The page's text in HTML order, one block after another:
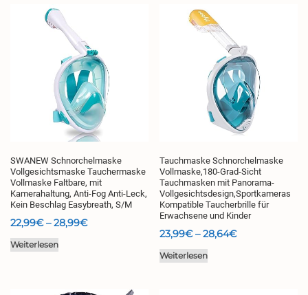
Optionen
können
auf
der
Produktseite
gewählt
SWANEW Schnorchelmaske
Vollgesichtsmaske Tauchermaske
Vollmaske Faltbare, mit
Kamerahaltung, Anti-Fog Anti-Leck,
Kein Beschlag Easybreath, S/M
22,99€ –28,99€Preisspanne:
Weiterlesen
Tauchmaske Schnorchelmaske
Vollmaske,180-Grad-Sicht
Tauchmasken mit Panorama-
Vollgesichtsdesign,Sportkameras
Kompatible Taucherbrille für
Erwachsene und Kinder
23,99€ –28,64€Preisspanne:
Weiterlesen